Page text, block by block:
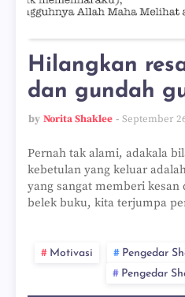
Hilangkan
dan gundah
by Norita Shaklee September
Pernah tak alami, adakala
kebetulan yang keluar
yang sangat memberi kesan
belek buku, kita terjumpa
Motivasi
Pengedar
Pengedar